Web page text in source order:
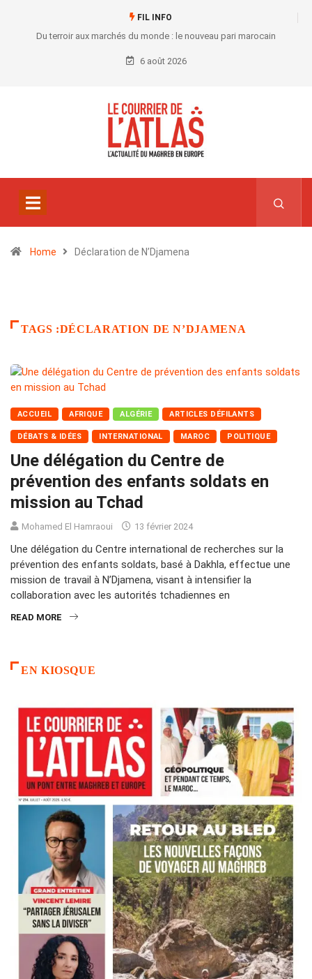
FIL INFO
Du terroir aux marchés du monde : le nouveau pari marocain
6 août 2026
Home Déclaration de N’Djamena
TAGS :DÉCLARATION DE N’DJAMENA
ACCUEIL AFRIQUE ALGÉRIE ARTICLES DÉFILANTS
DÉBATS & IDÉES INTERNATIONAL MAROC POLITIQUE
Une délégation du Centre de
prévention des enfants soldats en
mission au Tchad
Mohamed El Hamraoui 13 février 2024
Une délégation du Centre international de recherches sur la
prévention des enfants soldats, basé à Dakhla, effectue une
mission de travail à N’Djamena, visant à intensifier la
collaboration avec les autorités tchadiennes en
READ MORE
EN KIOSQUE